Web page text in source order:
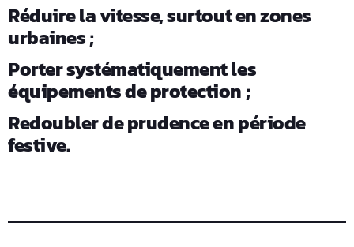
Réduire la vitesse, surtout en zones
urbaines ;
Porter systématiquement les
équipements de protection ;
Redoubler de prudence en période
festive.